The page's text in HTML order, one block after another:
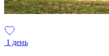
1 день